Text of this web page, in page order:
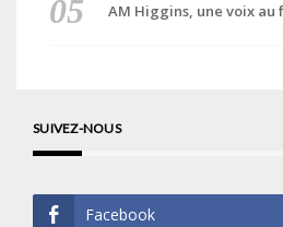
AM Higgins, une voix
SUIVEZ-NOUS
Facebook